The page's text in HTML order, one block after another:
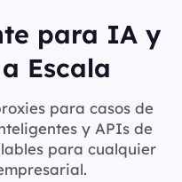
para IA y
Escala
para casos de
y APIs de
para cualquier